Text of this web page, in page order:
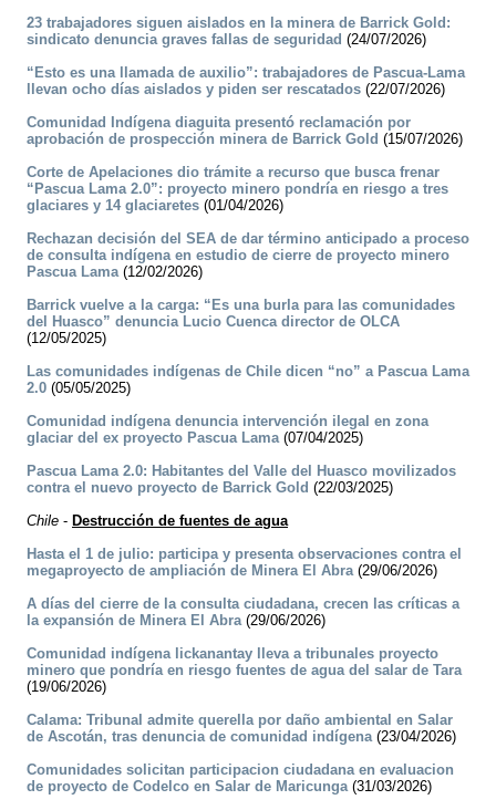
23 trabajadores siguen aislados en la minera de Barrick Gold:
sindicato denuncia graves fallas de seguridad (24/07/2026)
“Esto es una llamada de auxilio”: trabajadores de Pascua-Lama
llevan ocho días aislados y piden ser rescatados (22/07/2026)
Comunidad Indígena diaguita presentó reclamación por
aprobación de prospección minera de Barrick Gold (15/07/2026)
Corte de Apelaciones dio trámite a recurso que busca frenar
“Pascua Lama 2.0”: proyecto minero pondría en riesgo a tres
glaciares y 14 glaciaretes (01/04/2026)
Rechazan decisión del SEA de dar término anticipado a proceso
de consulta indígena en estudio de cierre de proyecto minero
Pascua Lama(12/02/2026)
Barrick vuelve a la carga: “Es una burla para las comunidades
del Huasco” denuncia Lucio Cuenca director de OLCA
(12/05/2025)
Las comunidades indígenas de Chile dicen “no” a Pascua Lama
2.0 (05/05/2025)
Comunidad indígena denuncia intervención ilegal en zona
glaciar del ex proyecto Pascua Lama(07/04/2025)
Pascua Lama 2.0: Habitantes del Valle del Huasco movilizados
contra el nuevo proyecto de Barrick Gold (22/03/2025)
Chile - Destrucción de fuentes de agua
Hasta el 1 de julio: participa y presenta observaciones contra el
megaproyecto de ampliación de Minera El Abra(29/06/2026)
A días del cierre de la consulta ciudadana, crecen las críticas a
la expansión de Minera El Abra(29/06/2026)
Comunidad indígena lickanantay lleva a tribunales proyecto
minero que pondría en riesgo fuentes de agua del salar de Tara
(19/06/2026)
Calama: Tribunal admite querella por daño ambiental en Salar
de Ascotán, tras denuncia de comunidad indígena(23/04/2026)
Comunidades solicitan participacion ciudadana en evaluacion
de proyecto de Codelco en Salar de Maricunga(31/03/2026)